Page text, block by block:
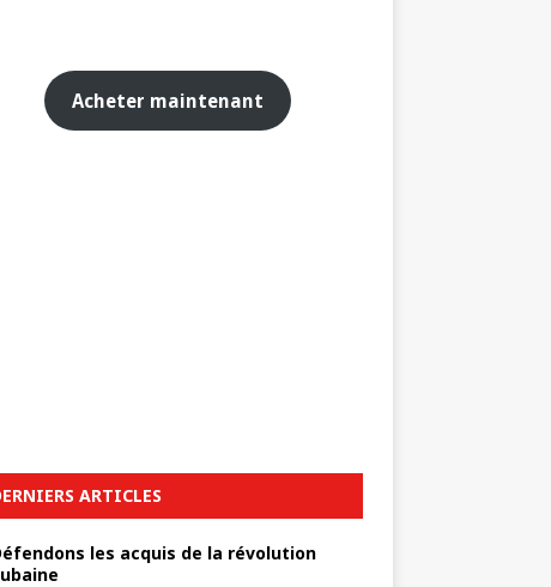
Acheter maintenant
ARTICLES
les acquis de la révolution